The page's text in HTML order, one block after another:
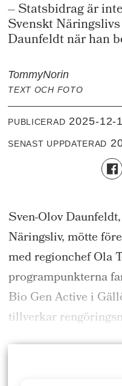
– Statsbidrag är
Svenskt
Daunfeldt när han
TommyNorin
TEXT OCH FOTO
PUBLICERAD 2025-
SENAST UPPDATERAD
Sven-Olov
Näringsliv, mötte
med regionchef Ola
programpunkterna
Bio Gen Active i
tillverkar